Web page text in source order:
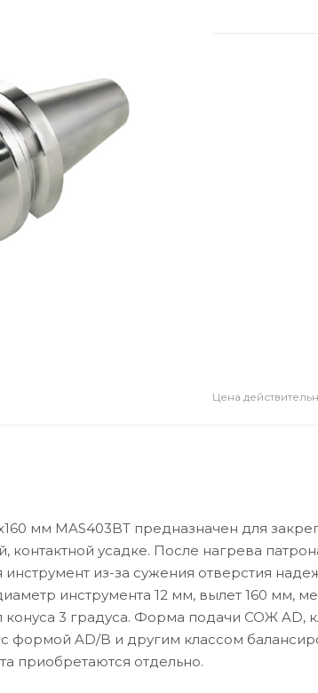
Цена
мм MAS403BT предназначен для
контактной усадке. После нагрева
инструмент из-за сужения отверстия
инструмента 12 мм, вылет 160 мм,
3 градуса. Форма подачи СОЖ AD,
формой AD/B и другим классом
приобретаются отдельно.